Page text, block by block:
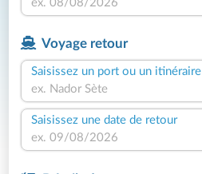
Voyage retour
Saisissez un port ou un itinéraire
Saisissez une date de retour